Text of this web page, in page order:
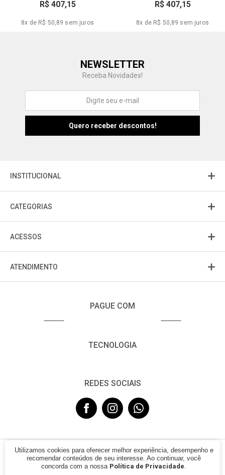
R$ 407,15
8x de R$ 50,89 sem juros
R$ 407,15
8x de R$ 50,89 sem juros
NEWSLETTER
Receba Novidades!
INSTITUCIONAL
CATEGORIAS
ACESSOS
ATENDIMENTO
PAGUE COM
TECNOLOGIA
REDES SOCIAIS
© 2021 - FUJISOM. CNPJ: 08.683.782/0001-12. Todos os direitos
reservados.
Fu Fujisom
Utilizamos cookies para oferecer melhor experiência, desempenho e
recomendar conteúdos de seu interesse. Ao continuar, você
concorda com a nossa Política de Privacidade.